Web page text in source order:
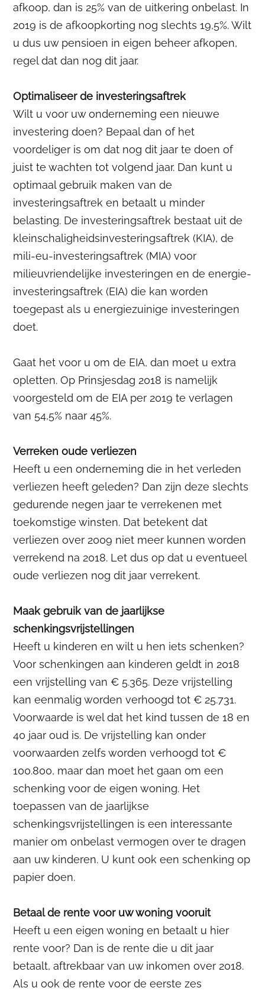
afkoop, dan is 25% van de uitkering onbelast. In
2019 is de afkoopkorting nog slechts 19,5%. Wilt
u dus uw pensioen in eigen beheer afkopen,
regel dat dan nog dit jaar.
Optimaliseer de investeringsaftrek
Wilt u voor uw onderneming een nieuwe
investering doen? Bepaal dan of het
voordeliger is om dat nog dit jaar te doen of
juist te wachten tot volgend jaar. Dan kunt u
optimaal gebruik maken van de
investeringsaftrek en betaalt u minder
belasting. De investeringsaftrek bestaat uit de
kleinschaligheidsinvesteringsaftrek (KIA), de
mili-eu-investeringsaftrek (MIA) voor
milieuvriendelijke investeringen en de energie-
investeringsaftrek (EIA) die kan worden
toegepast als u energiezuinige investeringen
doet.
Gaat het voor u om de EIA, dan moet u extra
opletten. Op Prinsjesdag 2018 is namelijk
voorgesteld om de EIA per 2019 te verlagen
van 54,5% naar 45%.
Verreken oude verliezen
Heeft u een onderneming die in het verleden
verliezen heeft geleden? Dan zijn deze slechts
gedurende negen jaar te verrekenen met
toekomstige winsten. Dat betekent dat
verliezen over 2009 niet meer kunnen worden
verrekend na 2018. Let dus op dat u eventueel
oude verliezen nog dit jaar verrekent.
Maak gebruik van de jaarlijkse
schenkingsvrijstellingen
Heeft u kinderen en wilt u hen iets schenken?
Voor schenkingen aan kinderen geldt in 2018
een vrijstelling van € 5.365. Deze vrijstelling
kan eenmalig worden verhoogd tot € 25.731.
Voorwaarde is wel dat het kind tussen de 18 en
40 jaar oud is. De vrijstelling kan onder
voorwaarden zelfs worden verhoogd tot €
100.800, maar dan moet het gaan om een
schenking voor de eigen woning. Het
toepassen van de jaarlijkse
schenkingsvrijstellingen is een interessante
manier om onbelast vermogen over te dragen
aan uw kinderen. U kunt ook een schenking op
papier doen.
Betaal de rente voor uw woning vooruit
Heeft u een eigen woning en betaalt u hier
rente voor? Dan is de rente die u dit jaar
betaalt, aftrekbaar van uw inkomen over 2018.
Als u ook de rente voor de eerste zes